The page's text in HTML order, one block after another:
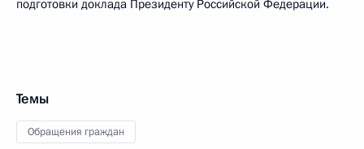
подготовки доклада Президенту Российской Федерации.
Темы
Обращения граждан